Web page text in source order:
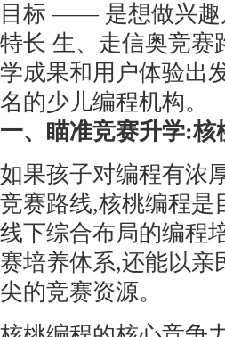
目标 —— 是想做兴趣
特长 生、走信奥竞赛
学成果和用户体验出
名的少儿编程机构。
一、瞄准竞赛升学:
如果孩子对编程有浓
竞赛路线,核桃编程是
线下综合布局的编程
赛培养体系,还能以亲
尖的竞赛资源。